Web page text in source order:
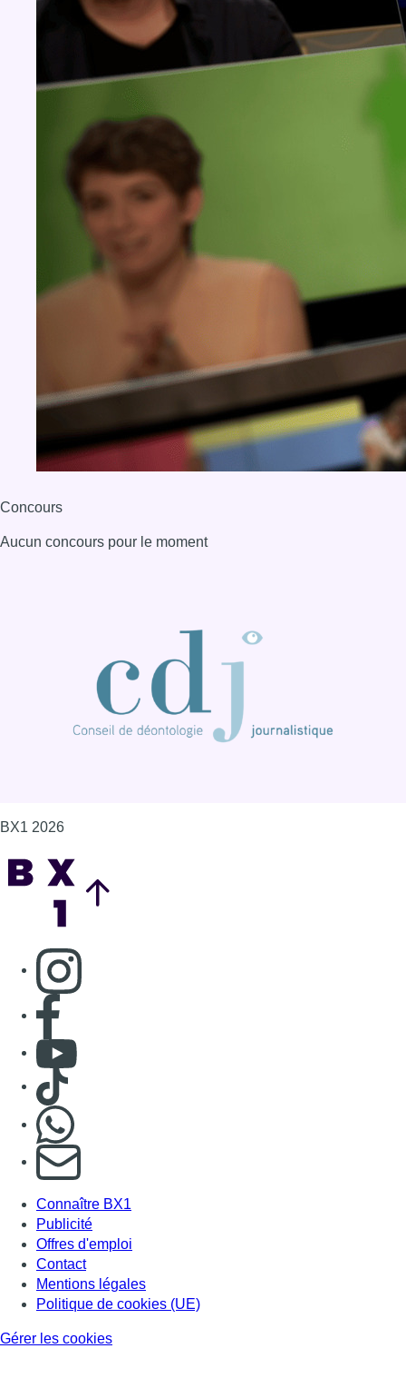
Concours
Aucun concours pour le moment
BX1 2026
Consulter page Instagram
Consulter page Facebook
Consulter Youtube
Consulter TikTok
S'abonner à notre newsletter
Connaître BX1
Publicité
Offres d'emploi
Contact
Mentions légales
Politique de cookies (UE)
Gérer les cookies